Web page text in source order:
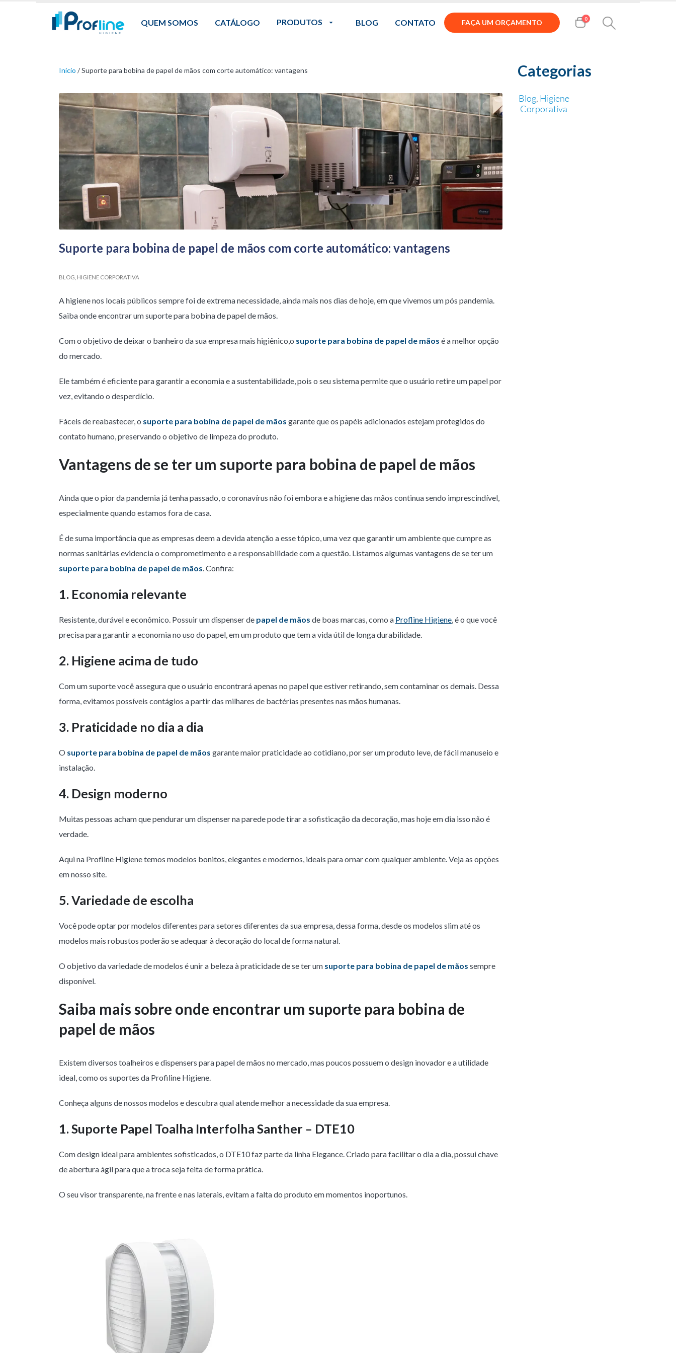
QUEM SOMOS CATÁLOGO PRODUTOS BLOG CONTATO FAÇA UM ORÇAMENTO 0
Início /Suporte para bobina de papel de mãos com corte automático: vantagens
Suporte para bobina de papel de mãos com corte automático: vantagens
BLOG HIGIENE CORPORATIVA
A higiene nos locais públicos sempre foi de extrema necessidade, ainda mais nos dias de hoje, em que vivemos um pós pandemia.
Saiba onde encontrar um suporte para bobina de papel de mãos.
Com o objetivo de deixar o banheiro da sua empresa mais higiênico,o suporte para bobina de papel de mãos é a melhor opção
do mercado.
Ele também é eficiente para garantir a economia e a sustentabilidade, pois o seu sistema permite que o usuário retire um papel por
vez, evitando o desperdício.
Fáceis de reabastecer, o suporte para bobina de papel de mãos garante que os papéis adicionados estejam protegidos do
contato humano, preservando o objetivo de limpeza do produto.
Vantagens de se ter um suporte para bobina de papel de mãos
Ainda que o pior da pandemia já tenha passado, o coronavírus não foi embora e a higiene das mãos continua sendo imprescindível,
especialmente quando estamos fora de casa.
É de suma importância que as empresas deem a devida atenção a esse tópico, uma vez que garantir um ambiente que cumpre as
normas sanitárias evidencia o comprometimento e a responsabilidade com a questão. Listamos algumas vantagens de se ter um
suporte para bobina de papel de mãos. Confira:
1. Economia relevante
Resistente, durável e econômico. Possuir um dispenser de papel de mãos de boas marcas, como a Profline Higiene, é o que você
precisa para garantir a economia no uso do papel, em um produto que tem a vida útil de longa durabilidade.
2. Higiene acima de tudo
Com um suporte você assegura que o usuário encontrará apenas no papel que estiver retirando, sem contaminar os demais. Dessa
forma, evitamos possíveis contágios a partir das milhares de bactérias presentes nas mãos humanas.
3. Praticidade no dia a dia
O suporte para bobina de papel de mãos garante maior praticidade ao cotidiano, por ser um produto leve, de fácil manuseio e
instalação.
4. Design moderno
Muitas pessoas acham que pendurar um dispenser na parede pode tirar a sofisticação da decoração, mas hoje em dia isso não é
verdade.
Aqui na Profline Higiene temos modelos bonitos, elegantes e modernos, ideais para ornar com qualquer ambiente. Veja as opções
em nosso site.
5. Variedade de escolha
Você pode optar por modelos diferentes para setores diferentes da sua empresa, dessa forma, desde os modelos slim até os
modelos mais robustos poderão se adequar à decoração do local de forma natural.
O objetivo da variedade de modelos é unir a beleza à praticidade de se ter um suporte para bobina de papel de mãos sempre
disponível.
Saiba mais sobre onde encontrar um suporte para bobina de
papel de mãos
Existem diversos toalheiros e dispensers para papel de mãos no mercado, mas poucos possuem o design inovador e a utilidade
ideal, como os suportes da Profiline Higiene.
Conheça alguns de nossos modelos e descubra qual atende melhor a necessidade da sua empresa.
1. Suporte Papel Toalha Interfolha Santher – DTE10
Com design ideal para ambientes sofisticados, o DTE10 faz parte da linha Elegance. Criado para facilitar o dia a dia, possui chave
de abertura ágil para que a troca seja feita de forma prática.
O seu visor transparente, na frente e nas laterais, evitam a falta do produto em momentos inoportunos.
Categorias
Blog, Higiene
Corporativa